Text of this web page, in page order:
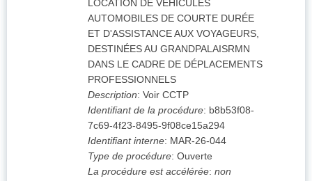
LOCATION DE VÉHICULES
AUTOMOBILES DE COURTE DURÉE
ET D'ASSISTANCE AUX VOYAGEURS,
DESTINÉES AU GRANDPALAISRMN
DANS LE CADRE DE DÉPLACEMENTS
PROFESSIONNELS
Description: Voir CCTP
Identifiant de la procédure: b8b53f08-
7c69-4f23-8495-9f08ce15a294
Identifiant interne: MAR-26-044
Type de procédure: Ouverte
La procédure est accélérée: non